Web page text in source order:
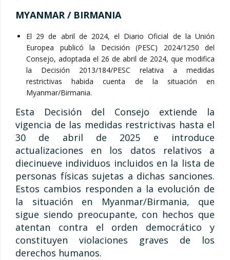
MYANMAR / BIRMANIA
El 29 de abril de 2024, el Diario Oficial de la Unión
Europea publicó la Decisión (PESC) 2024/1250 del
Consejo, adoptada el 26 de abril de 2024, que modifica
la Decisión 2013/184/PESC relativa a medidas
restrictivas habida cuenta de la situación en
Myanmar/Birmania.
Esta Decisión del Consejo extiende la
vigencia de las medidas restrictivas hasta el
30 de abril de 2025 e introduce
actualizaciones en los datos relativos a
diecinueve individuos incluidos en la lista de
personas físicas sujetas a dichas sanciones.
Estos cambios responden a la evolución de
la situación en Myanmar/Birmania, que
sigue siendo preocupante, con hechos que
atentan contra el orden democrático y
constituyen violaciones graves de los
derechos humanos.